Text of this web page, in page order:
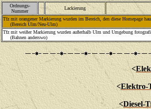
Ordnungs-
Nummer
Lackierung
Tfz mit orangener Markierung wurden im Bereich, den diese Homepage
(Bereich Ulm/Neu-Ulm)
Tfz mit weißer Markierung wurden außerhalb Ulm und Umgebung
(Bahnen anderswo)
<
<Elektro-
<Diesel-